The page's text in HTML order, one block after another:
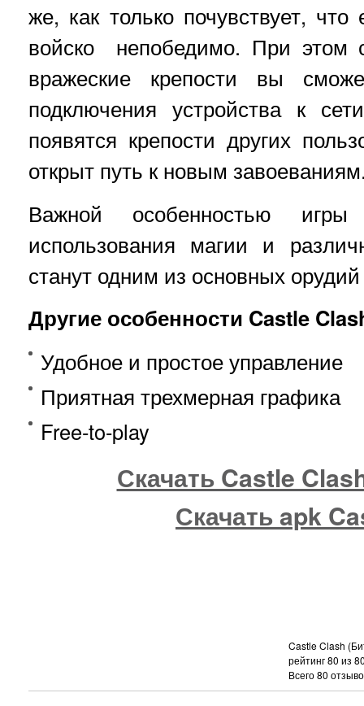
же, как только почувствует,
войско непобедимо. При этом
вражеские крепости вы
подключения устройства к
появятся крепости других
открыт путь к новым
Важной особенностью игры
использования магии и
станут одним из основных
Другие особенности Castle
Удобное и простое управление
Приятная трехмерная графика
Free-to-play
Скачать Castle
Скачать apk
Castle Clash
рейтинг80 из
Всего80